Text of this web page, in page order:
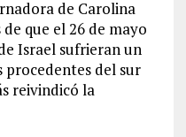
de Carolina
que el 26 de mayo
Israel sufrieran un
procedentes del sur
reivindicó la